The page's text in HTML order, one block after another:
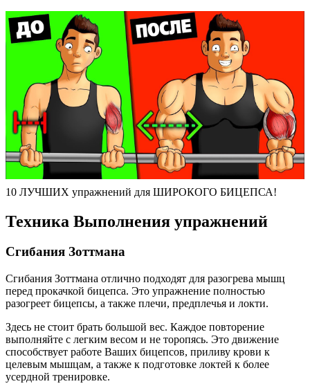
10 ЛУЧШИХ упражнений для ШИРОКОГО БИЦЕПСА!
Техника Выполнения упражнений
Сгибания Зоттмана
Сгибания Зоттмана отлично подходят для разогрева мышц
перед прокачкой бицепса. Это упражнение полностью
разогреет бицепсы, а также плечи, предплечья и локти.
Здесь не стоит брать большой вес. Каждое повторение
выполняйте с легким весом и не торопясь. Это движение
способствует работе Ваших бицепсов, приливу крови к
целевым мышцам, а также к подготовке локтей к более
усердной тренировке.